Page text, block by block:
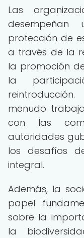
Las
protección de
a través de la
la promoción
la
menudo
con las
autoridades
los desafíos
integral.
Además, la
papel
sobre la
la